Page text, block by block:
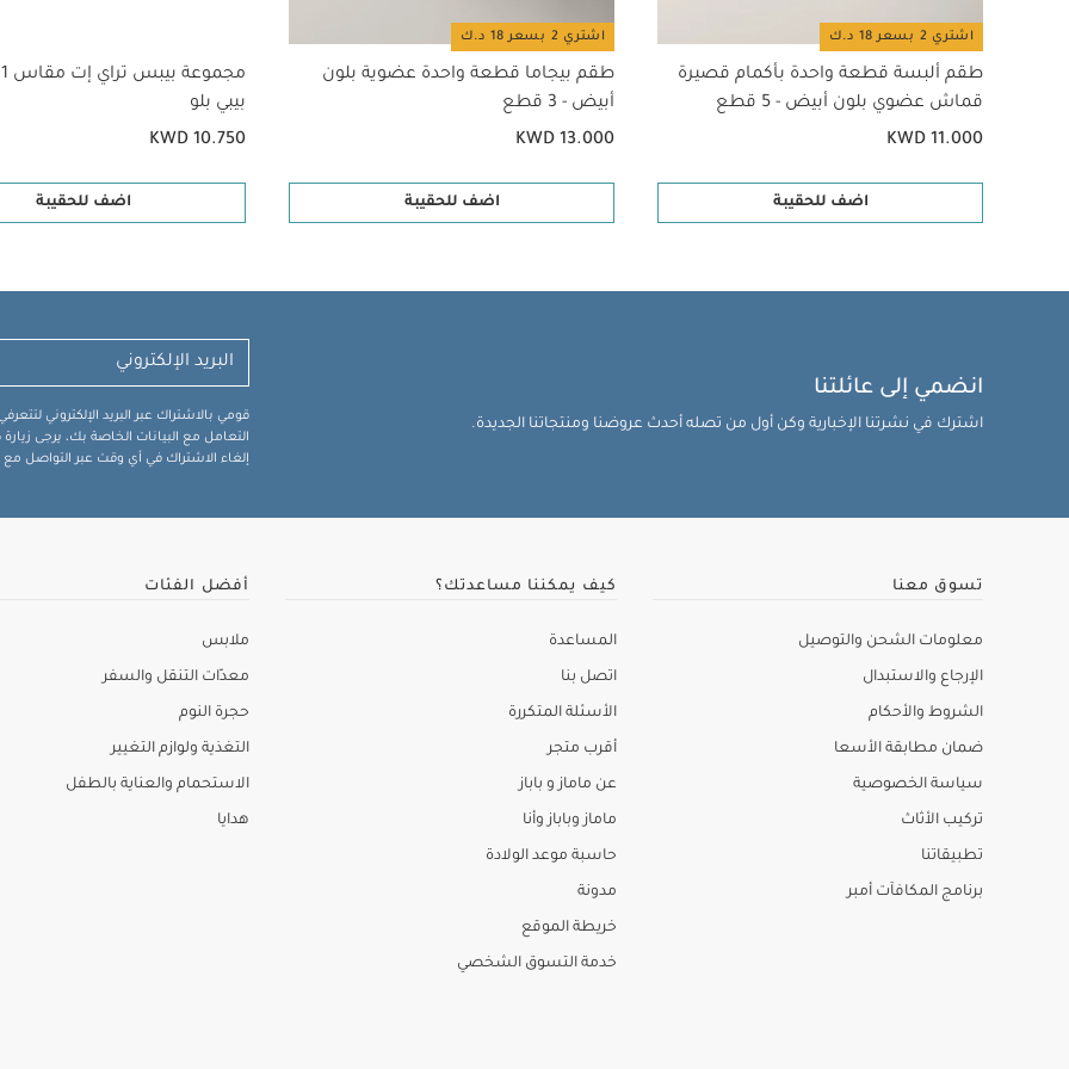
اشتري 2 بسعر 18 د.ك
طقم ألبسة قطعة واحدة بأكمام قصيرة
قماش عضوي بلون أبيض - 5 قطع
KWD 11.000
اضف للحقيبة
اشتري 2 بسعر 18 د.ك
طقم بيجاما قطعة واحدة عضوية بلون
أبيض - 3 قطع
KWD 13.000
اضف للحقيبة
بيبي بلو
KWD 10.750
اضف للحقيبة
انضمي إلى عائلتنا
اشترك في نشرتنا الإخبارية وكن أول من تصله أحدث عروضنا ومنتجاتنا الجديدة.
قومي بالاشتراك عبر البريد الإلكتروني
التعامل مع البيانات الخاصة بك، يرجى
إلغاء الاشتراك في أي وقت عبر التواصل مع
تسوق معنا
معلومات الشحن والتوصيل
الإرجاع والاستبدال
الشروط والأحكام
ضمان مطابقة الأسعا
سياسة الخصوصية
تركيب الأثاث
تطبيقاتنا
برنامج المكافآت أمبر
كيف يمكننا مساعدتك؟
المساعدة
اتصل بنا
الأسئلة المتكررة
أقرب متجر
عن ماماز و باباز
ماماز وباباز وأنا
حاسبة موعد الولادة
مدونة
خريطة الموقع
خدمة التسوق الشخصي
أفضل الفئات
ملابس
معدّات التنقل والسفر
حجرة النوم
التغذية ولوازم التغيير
الاستحمام والعناية بالطفل
هدايا